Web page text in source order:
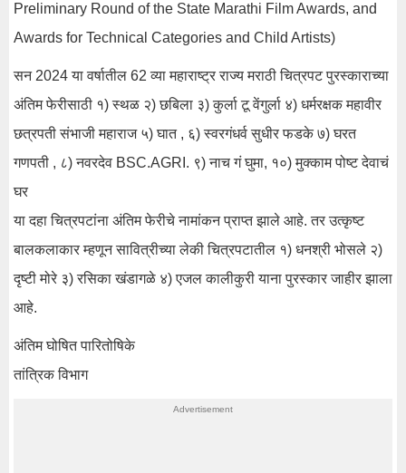
Preliminary Round of the State Marathi Film Awards, and
Awards for Technical Categories and Child Artists)
सन 2024 या वर्षातील 62 व्या महाराष्ट्र राज्य मराठी चित्रपट पुरस्काराच्या
अंतिम फेरीसाठी १) स्थळ २) छबिला ३) कुर्ला टू वेंगुर्ला ४) धर्मरक्षक महावीर
छत्रपती संभाजी महाराज ५) घात , ६) स्वरगंधर्व सुधीर फडके ७) घरत
गणपती , ८) नवरदेव BSC.AGRI. ९) नाच गं घुमा, १०) मुक्काम पोष्ट देवाचं
घर
या दहा चित्रपटांना अंतिम फेरीचे नामांकन प्राप्त झाले आहे. तर उत्कृष्ट
बालकलाकार म्हणून सावित्रीच्या लेकी चित्रपटातील १) धनश्री भोसले २)
दृष्टी मोरे ३) रसिका खंडागळे ४) एजल कालीकुरी याना पुरस्कार जाहीर झाला
आहे.
अंतिम घोषित पारितोषिके
तांत्रिक विभाग